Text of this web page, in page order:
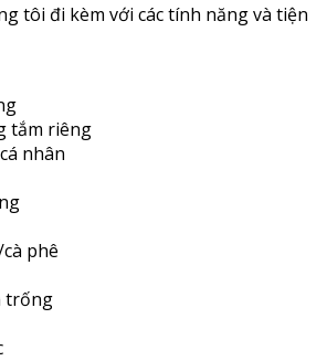
tôi đi kèm với các tính năng và tiện
tắm riêng
nhân
phê
trống